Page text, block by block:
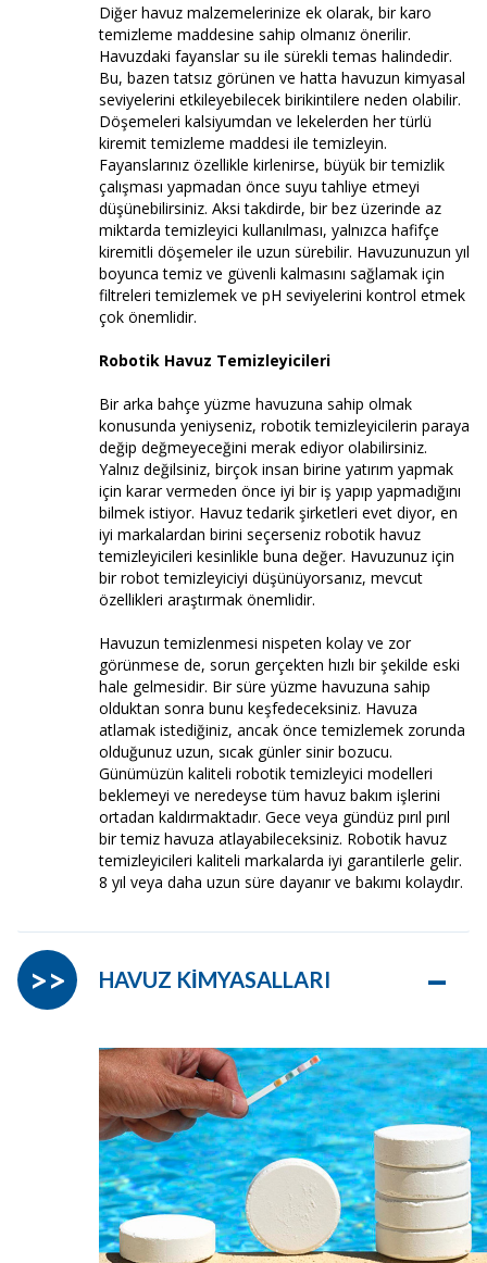
Diğer havuz malzemelerinize ek olarak, bir karo
temizleme maddesine sahip olmanız önerilir.
Havuzdaki fayanslar su ile sürekli temas halindedir.
Bu, bazen tatsız görünen ve hatta havuzun kimyasal
seviyelerini etkileyebilecek birikintilere neden olabilir.
Döşemeleri kalsiyumdan ve lekelerden her türlü
kiremit temizleme maddesi ile temizleyin.
Fayanslarınız özellikle kirlenirse, büyük bir temizlik
çalışması yapmadan önce suyu tahliye etmeyi
düşünebilirsiniz. Aksi takdirde, bir bez üzerinde az
miktarda temizleyici kullanılması, yalnızca hafifçe
kiremitli döşemeler ile uzun sürebilir. Havuzunuzun yıl
boyunca temiz ve güvenli kalmasını sağlamak için
filtreleri temizlemek ve pH seviyelerini kontrol etmek
çok önemlidir.
Robotik Havuz Temizleyicileri
Bir arka bahçe yüzme havuzuna sahip olmak
konusunda yeniyseniz, robotik temizleyicilerin paraya
değip değmeyeceğini merak ediyor olabilirsiniz.
Yalnız değilsiniz, birçok insan birine yatırım yapmak
için karar vermeden önce iyi bir iş yapıp yapmadığını
bilmek istiyor. Havuz tedarik şirketleri evet diyor, en
iyi markalardan birini seçerseniz robotik havuz
temizleyicileri kesinlikle buna değer. Havuzunuz için
bir robot temizleyiciyi düşünüyorsanız, mevcut
özellikleri araştırmak önemlidir.
Havuzun temizlenmesi nispeten kolay ve zor
görünmese de, sorun gerçekten hızlı bir şekilde eski
hale gelmesidir. Bir süre yüzme havuzuna sahip
olduktan sonra bunu keşfedeceksiniz. Havuza
atlamak istediğiniz, ancak önce temizlemek zorunda
olduğunuz uzun, sıcak günler sinir bozucu.
Günümüzün kaliteli robotik temizleyici modelleri
beklemeyi ve neredeyse tüm havuz bakım işlerini
ortadan kaldırmaktadır. Gece veya gündüz pırıl pırıl
bir temiz havuza atlayabileceksiniz. Robotik havuz
temizleyicileri kaliteli markalarda iyi garantilerle gelir.
8 yıl veya daha uzun süre dayanır ve bakımı kolaydır.
HAVUZ KİMYASALLARI –
>>